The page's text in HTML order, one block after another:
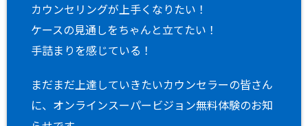
カウンセリングが上手くなりたい！
ケースの見通しをちゃんと立てたい！
手詰まりを感じている！
まだまだ上達していきたいカウンセラーの皆さん
に、オンラインスーパービジョン無料体験のお知